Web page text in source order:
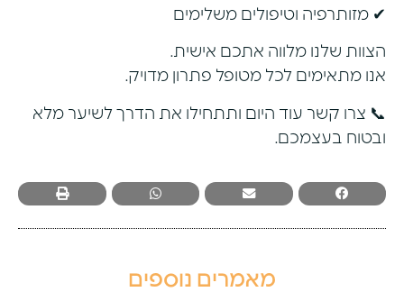
✔ מזותרפיה וטיפולים משלימים
הצוות שלנו מלווה אתכם אישית.
אנו מתאימים לכל מטופל פתרון מדויק.
📞 צרו קשר עוד היום ותתחילו את הדרך לשיער מלא
ובטוח בעצמכם.
מאמרים נוספים